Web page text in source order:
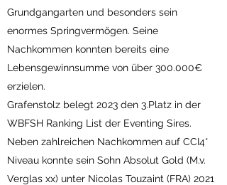
Grundgangarten und besonders sein
enormes Springvermögen. Seine
Nachkommen konnten bereits eine
Lebensgewinnsumme von über 300.000€
erzielen.
Grafenstolz belegt 2023 den 3.Platz in der
WBFSH Ranking List der Eventing Sires.
Neben zahlreichen Nachkommen auf CCI4*
Niveau konnte sein Sohn Absolut Gold (M.v.
Verglas xx) unter Nicolas Touzaint (FRA) 2021